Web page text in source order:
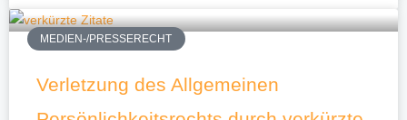
MEDIEN-/PRESSERECHT
Verletzung des Allgemeinen